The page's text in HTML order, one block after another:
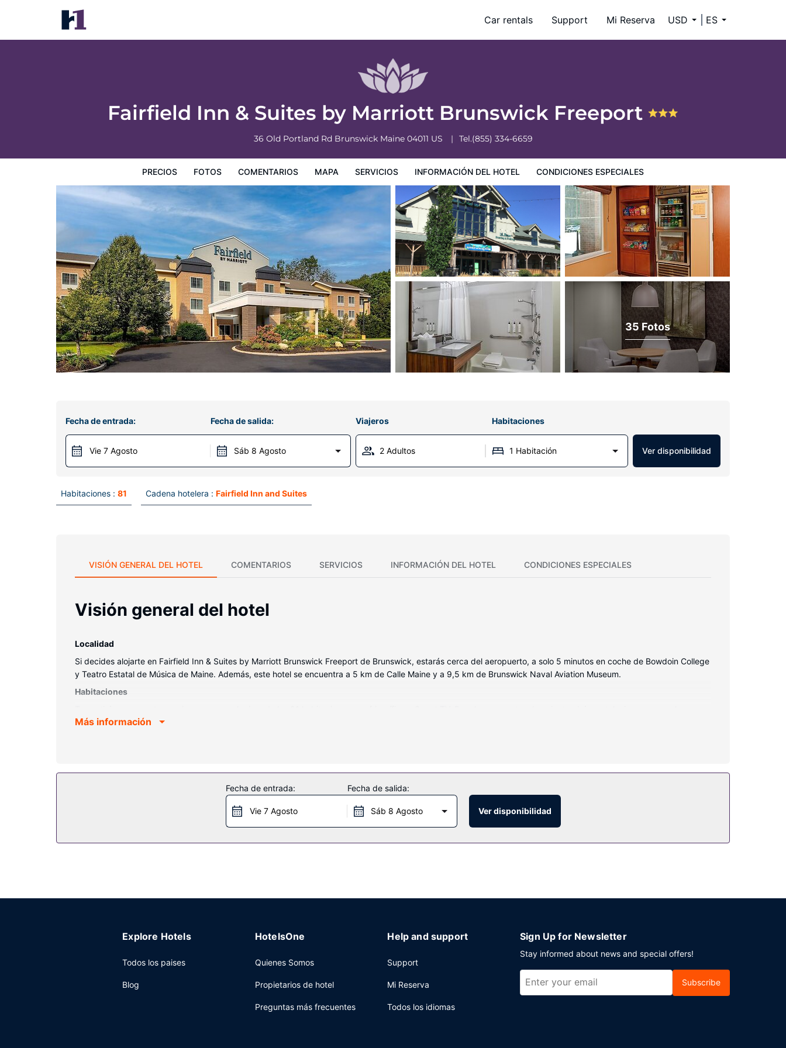
Car rentals Support Mi Reserva USD ES
Fairfield Inn & Suites by Marriott Brunswick Freeport
36 Old Portland Rd Brunswick Maine 04011 US Tel.(855) 334-6659
PRECIOS FOTOS COMENTARIOS MAPA SERVICIOS INFORMACIÓN DEL HOTEL CONDICIONES ESPECIALES
Fairfield Inn & Suites by Marriott Brunswick Freeport
Precios
35 Fotos
Fecha de entrada:
Vie 7 Agosto
Fecha de salida:
Sáb 8 Agosto
Viajeros Habitaciones
2 Adultos 1 Habitación Ver disponibilidad
Habitaciones : 81 Cadena hotelera : Fairfield Inn and Suites
VISIÓN GENERAL DEL HOTEL COMENTARIOS SERVICIOS INFORMACIÓN DEL HOTEL CONDICIONES ESPECIALES
Visión general del hotel
Localidad
Si decides alojarte en Fairfield Inn & Suites by Marriott Brunswick Freeport de Brunswick, estarás cerca del aeropuerto, a solo 5 minutos en coche de Bowdoin College
y Teatro Estatal de Música de Maine. Además, este hotel se encuentra a 5 km de Calle Maine y a 9,5 km de Brunswick Naval Aviation Museum.
Habitaciones
satélite y conexión a Internet por cable y wifi gratis. El baño privado está provisto de artículos de higiene personal de diseño y secadores de pelo. Entre las
wifi gratis, una televisión en la zona común y una zona de pícnic.
En Fairfield Inn & Suites by Marriott Brunswick Freeport tienes un bar-cafetería a tu disposición. Se ofrece un desayuno bufé gratuito todos los días de 06:30 a 09:30.
Más información
Fecha de entrada:
Vie 7 Agosto
Fecha de salida:
Sáb 8 Agosto Ver disponibilidad
Explore Hotels
Todos los paises
Blog
HotelsOne
Quienes Somos
Propietarios de hotel
Preguntas más frecuentes
Help and support
Support
Mi Reserva
Todos los idiomas
Sign Up for Newsletter
Stay informed about news and special offers!
Subscribe